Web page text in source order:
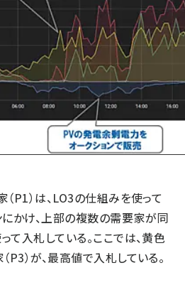
P1）は、LO3の仕組みを使って
かけ、上部の複数の需要家が同
て入札している。ここでは、黄色
P3）が、最高値で入札している。